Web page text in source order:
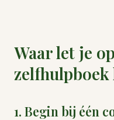
Waar let je
zelfhulpboek
1. Begin bij één